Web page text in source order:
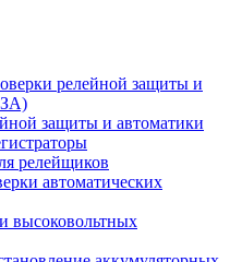
релейной защиты и
защиты и автоматики
релейщиков
автоматических
высоковольтных